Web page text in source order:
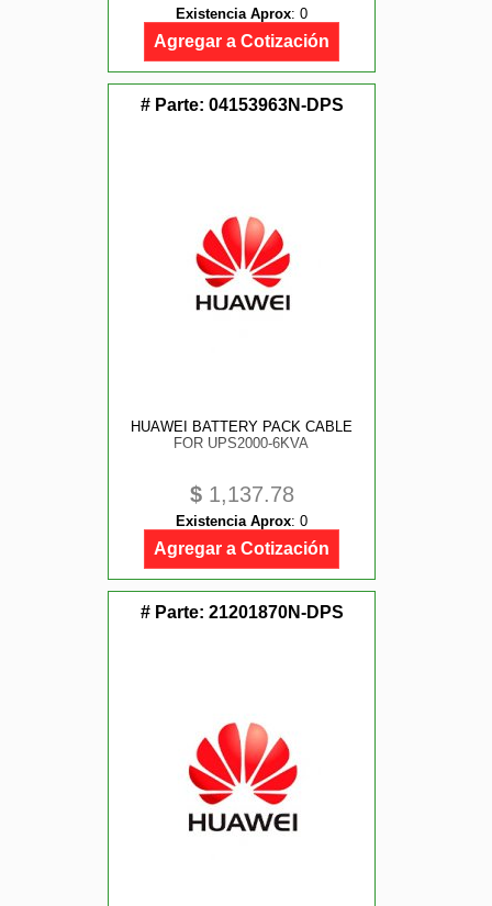
Existencia Aprox: 0
Agregar a Cotización
# Parte: 04153963N-DPS
HUAWEI BATTERY PACK CABLE
FOR UPS2000-6KVA
$1,137.78
Existencia Aprox: 0
Agregar a Cotización
# Parte: 21201870N-DPS